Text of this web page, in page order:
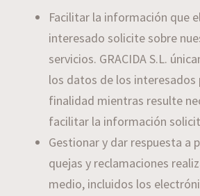
Facilitar la información que
interesado solicite sobre
servicios. GRACIDA S.L.
los datos de los interesados
finalidad mientras resulte
facilitar la información
Gestionar y dar respuesta a
quejas y reclamaciones
medio, incluidos los